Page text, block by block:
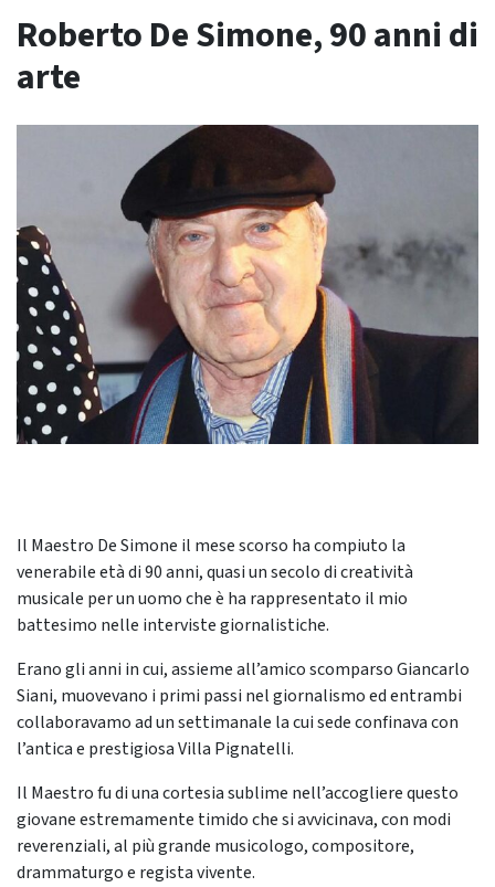
Roberto De Simone, 90 anni di
arte
Il Maestro De Simone il mese scorso ha compiuto la
venerabile età di 90 anni, quasi un secolo di creatività
musicale per un uomo che è ha rappresentato il mio
battesimo nelle interviste giornalistiche.
Erano gli anni in cui, assieme all’amico scomparso Giancarlo
Siani, muovevano i primi passi nel giornalismo ed entrambi
collaboravamo ad un settimanale la cui sede confinava con
l’antica e prestigiosa Villa Pignatelli.
Il Maestro fu di una cortesia sublime nell’accogliere questo
giovane estremamente timido che si avvicinava, con modi
reverenziali, al più grande musicologo, compositore,
drammaturgo e regista vivente.